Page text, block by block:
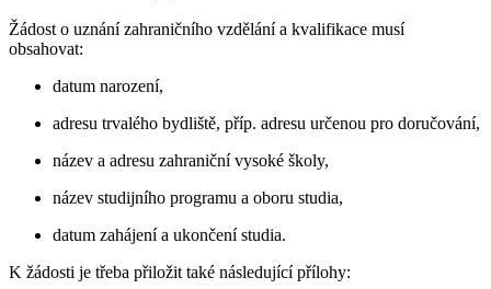
Žádost o uznání zahraničního vzdělání a kvalifikace musí
obsahovat:
datum narození,
adresu trvalého bydliště, příp. adresu určenou pro doručování,
název a adresu zahraniční vysoké školy,
název studijního programu a oboru studia,
datum zahájení a ukončení studia.
K žádosti je třeba přiložit také následující přílohy: